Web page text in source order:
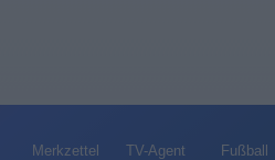
Merkzettel TV-Agent Fußball